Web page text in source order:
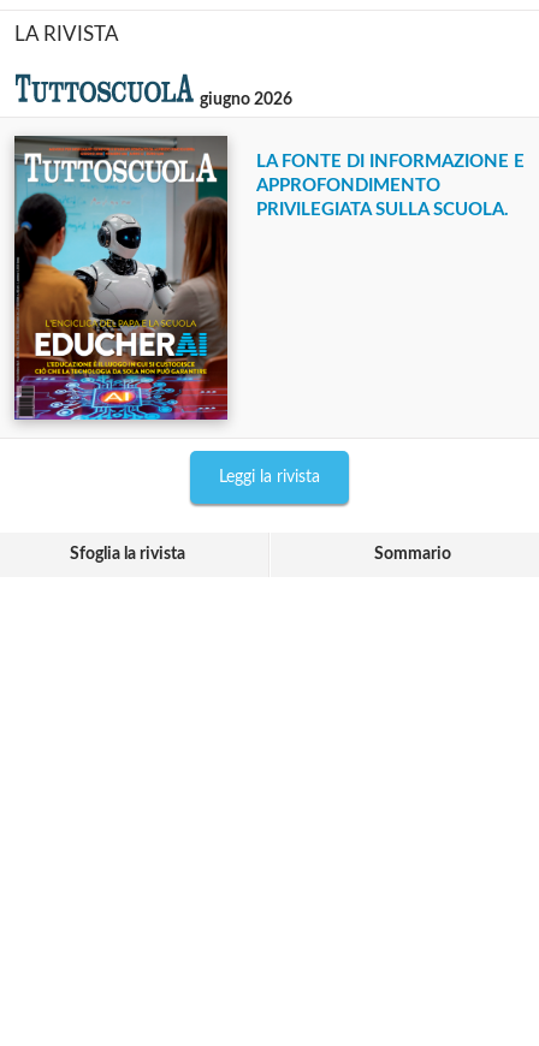
LA RIVISTA
giugno 2026
LA FONTE DI INFORMAZIONE E
APPROFONDIMENTO
PRIVILEGIATA SULLA SCUOLA.
Leggi la rivista
Sfoglia la rivista Sommario